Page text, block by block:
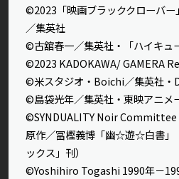
©2023「映画ブラッククローバ
／集英社
©古舘春一／集英社・「ハイキュ
©2023 KADOKAWA/ GAMERA
©米スタジオ・Boichi／集英社・
©島袋光年／集英社・東映アニメ
©SYNDUALITY Noir Committee
原作／冨樫義博「幽☆遊☆白書」
ックス」刊）
©Yoshihiro Togashi 1990年－